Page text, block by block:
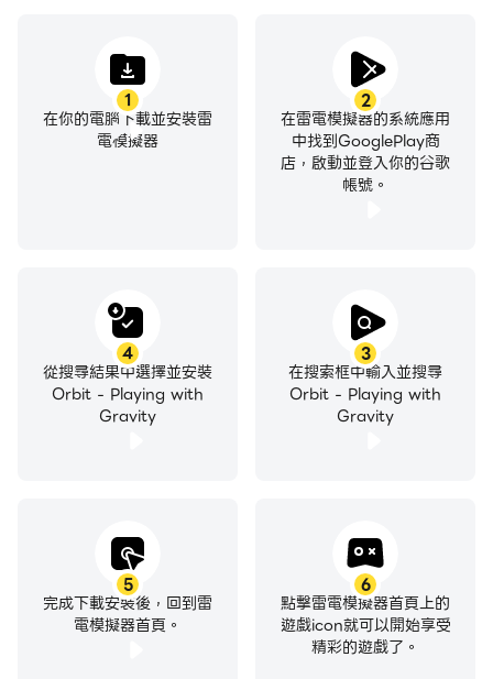
1
在你的電腦下載並安裝雷
電模擬器
2
在雷電模擬器的系統應用
中找到GooglePlay商
店，啟動並登入你的谷歌
帳號。
3
在搜索框中輸入並搜尋
Orbit - Playing with
Gravity
4
從搜尋結果中選擇並安裝
Orbit - Playing with
Gravity
5
完成下載安裝後，回到雷
電模擬器首頁。
6
點擊雷電模擬器首頁上的
遊戲icon就可以開始享受
精彩的遊戲了。